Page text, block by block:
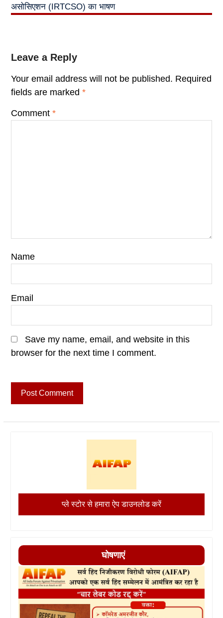
असोसिएशन (IRTCSO) का भाषण
Leave a Reply
Your email address will not be published. Required
fields are marked *
Comment *
Name
Email
Save my name, email, and website in this
browser for the next time I comment.
प्ले स्टोर से हमारा ऐप डाउनलोड करें
घोषणाएं